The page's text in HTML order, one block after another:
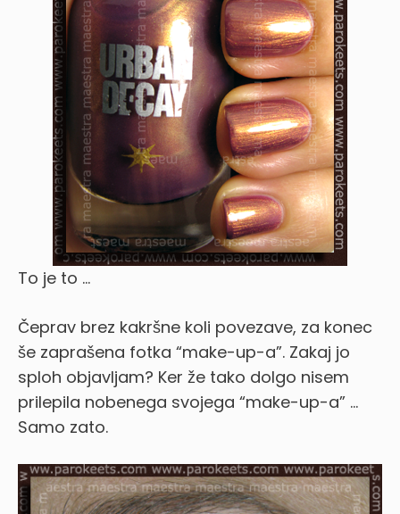
To je to …
Čeprav brez kakršne koli povezave, za konec
še zaprašena fotka “make-up-a”. Zakaj jo
sploh objavljam? Ker že tako dolgo nisem
prilepila nobenega svojega “make-up-a” …
Samo zato.